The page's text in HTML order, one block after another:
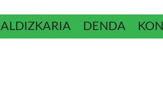
ALDIZKARIA DENDA